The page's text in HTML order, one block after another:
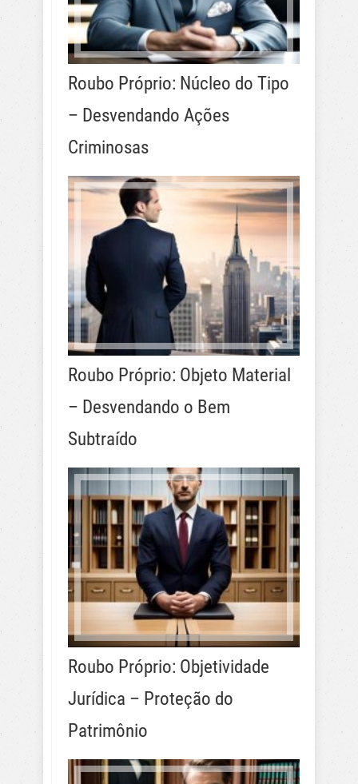
Roubo Próprio: Núcleo do Tipo
– Desvendando Ações
Criminosas
Roubo Próprio: Objeto Material
– Desvendando o Bem
Subtraído
Roubo Próprio: Objetividade
Jurídica – Proteção do
Patrimônio